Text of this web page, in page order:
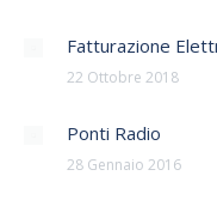
Fatturazione
22 Ottobre 2018
Ponti Radio
28 Gennaio 2016